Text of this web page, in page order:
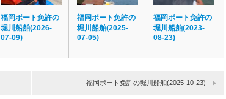
福岡ボート免許の
堀川船舶(2026-
07-09)
福岡ボート免許の
堀川船舶(2025-
07-05)
福岡ボート免許の
堀川船舶(2023-
08-23)
福岡ボート免許の堀川船舶(2025-10-23)